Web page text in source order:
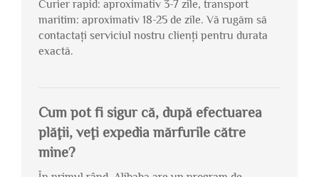
Curier rapid: aproximativ 3-7 zile, transport
maritim: aproximativ 18-25 de zile. Vă rugăm să
contactați serviciul nostru clienți pentru durata
exactă.
Cum pot fi sigur că, după efectuarea
plăţii, veţi expedia mărfurile către
mine?